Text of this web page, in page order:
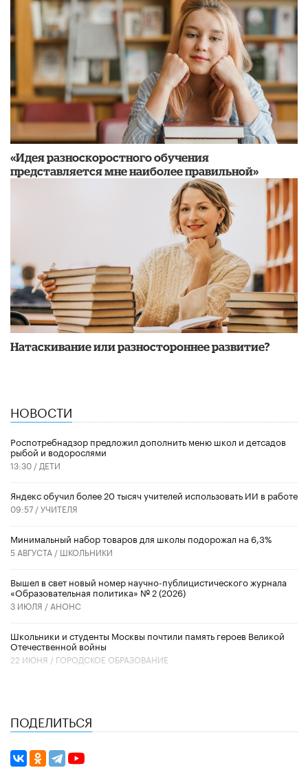
«Идея разноскоростного обучения
представляется мне наиболее правильной»
​Натаскивание или разностороннее развитие?
НОВОСТИ
Роспотребнадзор предложил дополнить меню школ и детсадов
рыбой и водорослями
13:30 / ДЕТИ
​Яндекс обучил более 20 тысяч учителей использовать ИИ в работе
09:57 /УЧИТЕЛЯ
Минимальный набор товаров для школы подорожал на 6,3%
5 АВГУСТА / ШКОЛЬНИКИ
Вышел в свет новый номер научно-публицистического журнала
«Образовательная политика» № 2 (2026)
3 ИЮЛЯ / АНОНС
Школьники и студенты Москвы почтили память героев Великой
Отечественной войны
22 ИЮНЯ / ГОРОДСКОЕ ОБРАЗОВАНИЕ
ПОДЕЛИТЬСЯ